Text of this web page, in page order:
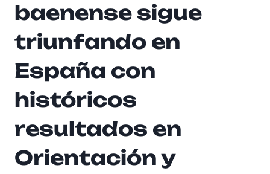
baenense sigue
triunfando en
España con
históricos
resultados en
Orientación y